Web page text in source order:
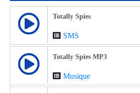
Totally Spies
SMS
Totally Spies MP3
Musique